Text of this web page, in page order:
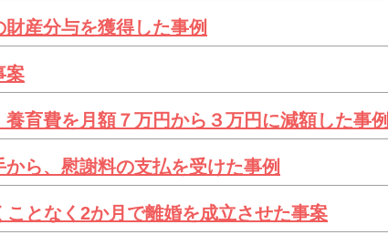
産分与を獲得した事例
案
育費を月額７万円から３万円に減額した事例
ら、慰謝料の支払を受けた事例
となく2か月で離婚を成立させた事案